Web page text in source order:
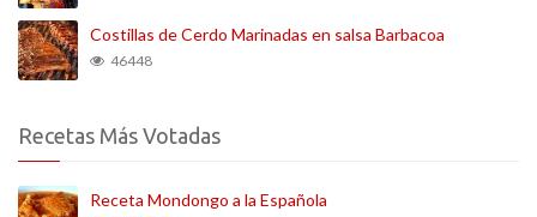
Costillas de Cerdo Marinadas en salsa Barbacoa
46448
Recetas Más Votadas
Receta Mondongo a la Española